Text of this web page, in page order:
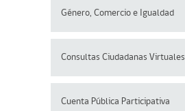
Género, Comercio e Igualdad
Consultas Ciudadanas Virtuales
Cuenta Pública Participativa